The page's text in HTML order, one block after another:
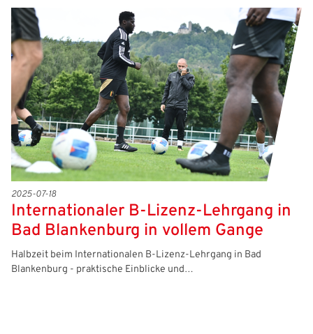
2025-07-18
Internationaler B-Lizenz-Lehrgang in
Bad Blankenburg in vollem Gange
Halbzeit beim Internationalen B-Lizenz-Lehrgang in Bad
Blankenburg - praktische Einblicke und…